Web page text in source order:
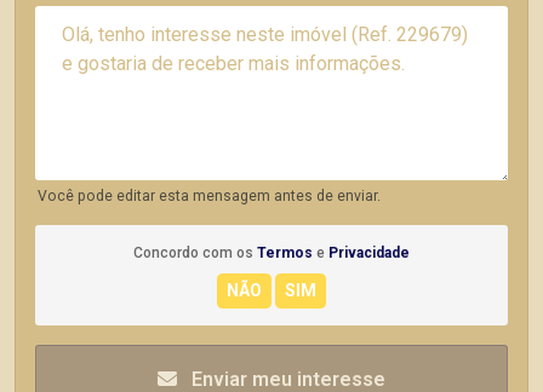
Você pode editar esta mensagem antes de enviar.
Concordo com os Termos e Privacidade
Enviar meu interesse